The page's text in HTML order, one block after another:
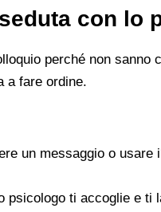
con lo
perché non
a fare ordine.
un messaggio o
psicologo ti accoglie e ti